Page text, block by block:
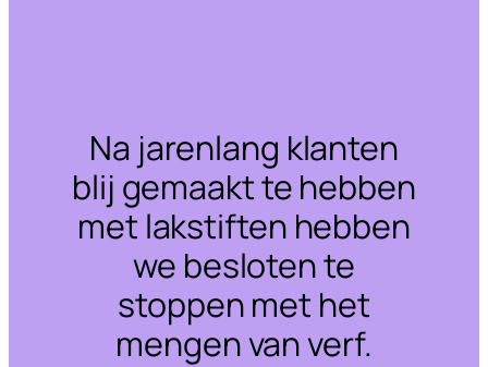
Na jarenlang klanten
blij gemaakt te hebben
met lakstiften hebben
we besloten te
stoppen met het
mengen van verf.